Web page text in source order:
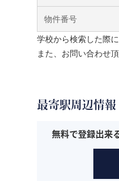
物件番号
学校から検索した際
また、お問い合わせ
最寄駅周辺情報
無料で登録出来